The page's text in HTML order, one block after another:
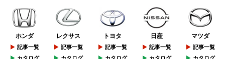
ホンダ
記事一覧
レクサス
記事一覧
トヨタ
記事一覧
日産
記事一覧
マツダ
記事一覧